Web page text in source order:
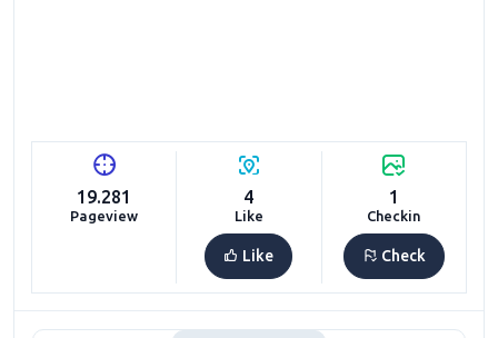
19.281
Pageview
4
Like
Like
1
Checkin
Check